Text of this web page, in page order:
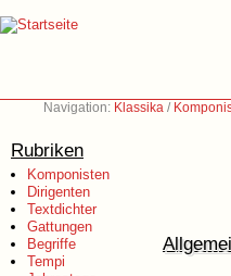
Navigation: Klassika /
Rubriken
Komponisten
Dirigenten
Textdichter
Gattungen
Begriffe
Tempi